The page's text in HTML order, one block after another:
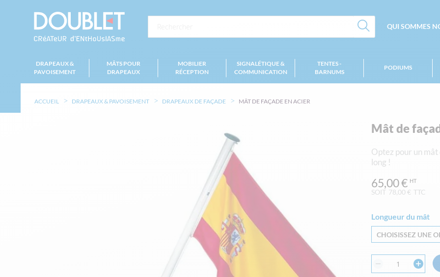
QUI SOMMES
DRAPEAUX &
PAVOISEMENT
MÂTS POUR
DRAPEAUX
MOBILIER
RÉCEPTION
SIGNALÉTIQUE &
COMMUNICATION
TENTES -
BARNUMS
PODIUMS
ACCUEIL DRAPEAUX & PAVOISEMENT DRAPEAUX DE FAÇADE MÂT DE FAÇADE EN ACIER
Mât de
Optez pour un
long !
SOIT 78,00 € TTC
65,00 €
Longueur du mât
CHOISISSEZ UNE